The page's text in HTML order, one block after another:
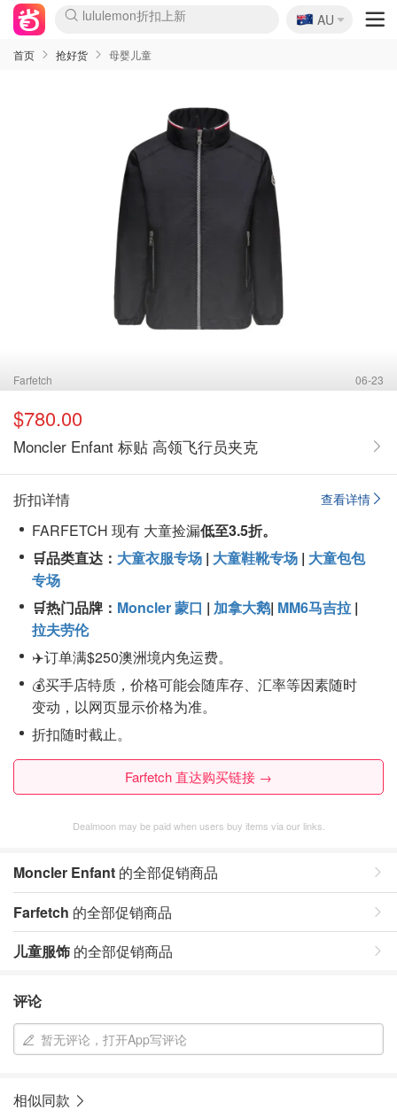
lululemon折扣上新
Sasa美妆护肤3.5折
SSENSE年中3折
FreshBeauty好价汇总
Cettire降价+叠9折
Farfetch折上8折
WWS Coles超市实拍
viagogo二手票捡漏
Myer清仓1折起
The Outnet奢牌1折起
David Jones 3折起
Flannels大牌1折
Perfumes Club护肤1折
AMIRO返校季6.2折
Oweek抽奖送Airpods
Amazon折扣汇总
eToro入金$200送$50
Amazon数码好物
ICONIC本周7.5折
ThedoubleF高奢地板价
Moose Knuckles 6折
丝芙兰5折起
EUFY官网3.7折起
Selenichast首饰2折
Trip机票酒店促销
YSL送5件彩妆礼
Amazon家居好物
BIGBANG巡演开票
David Jones时尚3折
Amazon美妆护肤
雅漾大喷$8
过敏原检测盒$33
伊索独家赠50ml沐浴露
科颜氏清仓3折
SEALIFE海洋馆门票6折
丝塔芙大白罐$16
订阅Newsletter送香薰
Cult Beauty 6.8折
Harrods圣诞日历2.3折
LN-CC奢牌私促3折
d'Alba空姐喷雾$16
EVE LOM套装逆天2折
Bernardelli独家4折
Adore Beauty 6折起
CT圣诞日历
Mytheresa奢品2.7折
Luxury Escapes 9折
Currentbody美容仪9折
卡诗9折+赠4件礼
MOON Garden Live
ALLSAINTS美衣3折
Roborock扫地机3.7折
Tingo Life水杯$24
Valentino官网5折
CR洗发护发6.3折
🇦🇺
AU
首页 抢好货 母婴儿童
Farfetch 06-23
$780.00
Moncler Enfant 标贴 高领飞行员夹克
查看详情
折扣详情
FARFETCH 现有 大童捡漏低至3.5折。
🛒品类直达： 大童衣服专场 | 大童鞋靴专场 | 大童包包
专场
🛒热门品牌： Moncler 蒙口 | 加拿大鹅| MM6马吉拉 |
拉夫劳伦
✈️订单满$250澳洲境内免运费。
💰买手店特质，价格可能会随库存、汇率等因素随时
变动，以网页显示价格为准。
折扣随时截止。
Farfetch 直达购买链接 →
Dealmoon may be paid when users buy items via our links.
Moncler Enfant 的全部促销商品
Farfetch 的全部促销商品
儿童服饰 的全部促销商品
评论
暂无评论，打开App写评论
相似同款